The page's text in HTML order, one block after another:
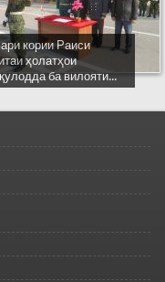
кории Раиси
ҳолатҳои
ба вилояти...